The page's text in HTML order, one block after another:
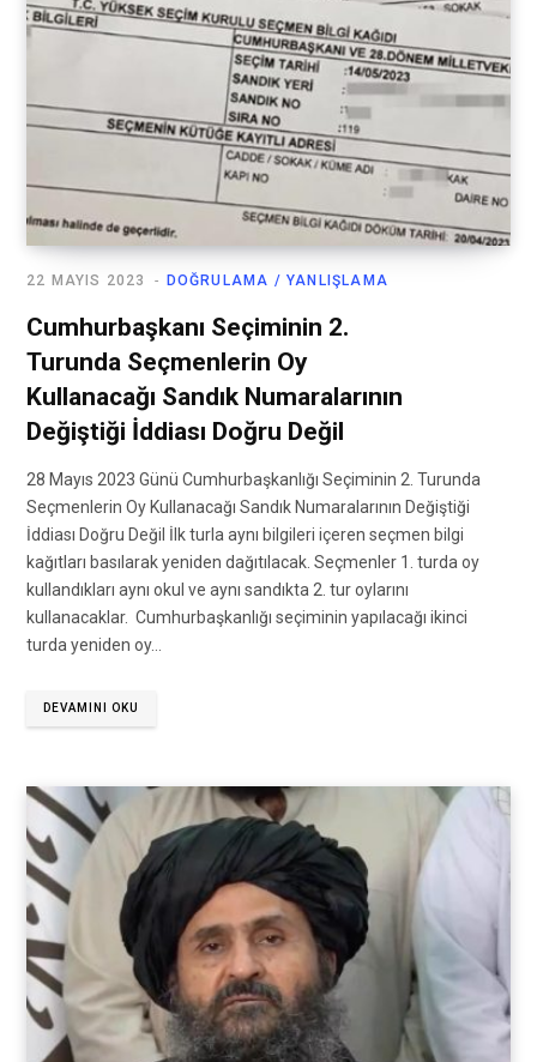
DOĞRULAMA / YANLIŞLAMA
22 MAYIS 2023
Cumhurbaşkanı Seçiminin 2.
Turunda Seçmenlerin Oy
Kullanacağı Sandık Numaralarının
Değiştiği İddiası Doğru Değil
28 Mayıs 2023 Günü Cumhurbaşkanlığı Seçiminin 2. Turunda
Seçmenlerin Oy Kullanacağı Sandık Numaralarının Değiştiği
İddiası Doğru Değil İlk turla aynı bilgileri içeren seçmen bilgi
kağıtları basılarak yeniden dağıtılacak. Seçmenler 1. turda oy
kullandıkları aynı okul ve aynı sandıkta 2. tur oylarını
kullanacaklar. Cumhurbaşkanlığı seçiminin yapılacağı ikinci
turda yeniden oy…
DEVAMINI OKU